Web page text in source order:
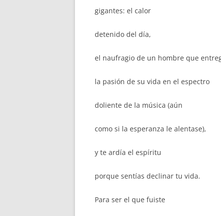
gigantes: el calor
detenido del día,
el naufragio de un hombre que
la pasión de su vida en el espectro
doliente de la música (aún
como si la esperanza le alentase),
y te ardía el espíritu
porque sentías declinar tu vida.
Para ser el que fuiste